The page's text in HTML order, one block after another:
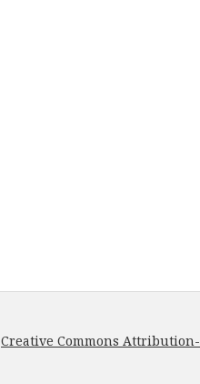
Creative Commons Attribution-